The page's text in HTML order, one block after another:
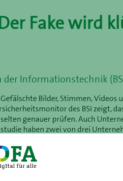
Fake wird
Informationstechnik
Bilder, Stimmen, Videos
des BSI zeigt,
genauer prüfen. Auch
haben zwei von drei
In unserem gemeinsamen
hilft. Zusätzlich
gegenüber